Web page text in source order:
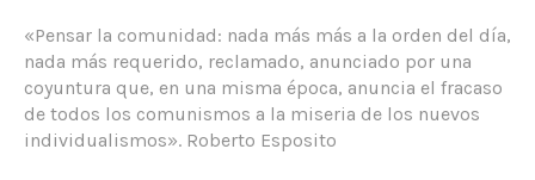
«Pensar la comunidad: nada más más a la orden del día,
nada más requerido, reclamado, anunciado por una
coyuntura que, en una misma época, anuncia el fracaso
de todos los comunismos a la miseria de los nuevos
individualismos». Roberto Esposito